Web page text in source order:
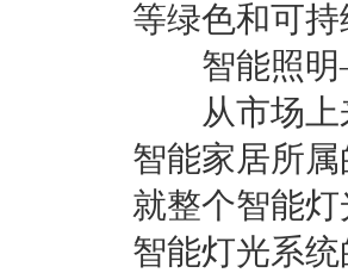
等绿色和可
智能照明
从市场上来
智能家居所
就整个智能
智能灯光系